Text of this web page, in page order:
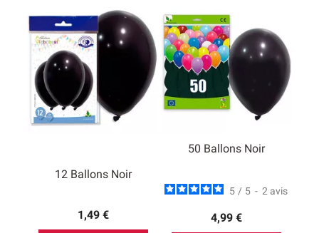
12 Ballons Noir
1,49 €
50 Ballons Noir
5 / 5 - 2 avis
4,99 €